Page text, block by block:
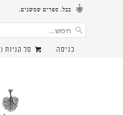
כניסה סל קניות (